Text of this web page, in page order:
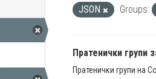
JSON
Groups:
Пратенички групи
Пратенички групи на